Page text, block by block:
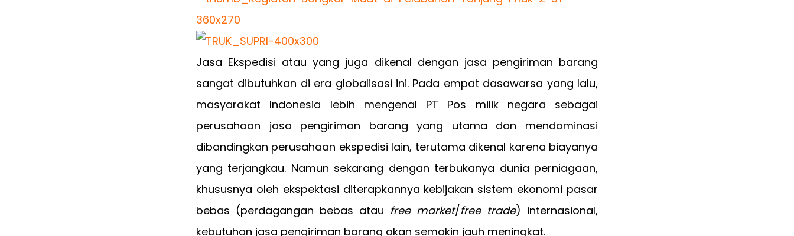
Jasa Ekspedisi atau yang juga dikenal dengan jasa pengiriman barang
sangat dibutuhkan di era globalisasi ini. Pada empat dasawarsa yang lalu,
masyarakat Indonesia lebih mengenal PT Pos milik negara sebagai
perusahaan jasa pengiriman barang yang utama dan mendominasi
dibandingkan perusahaan ekspedisi lain, terutama dikenal karena biayanya
yang terjangkau. Namun sekarang dengan terbukanya dunia perniagaan,
khususnya oleh ekspektasi diterapkannya kebijakan sistem ekonomi pasar
bebas (perdagangan bebas atau free market/free trade) internasional,
kebutuhan jasa pengiriman barang akan semakin jauh meningkat.